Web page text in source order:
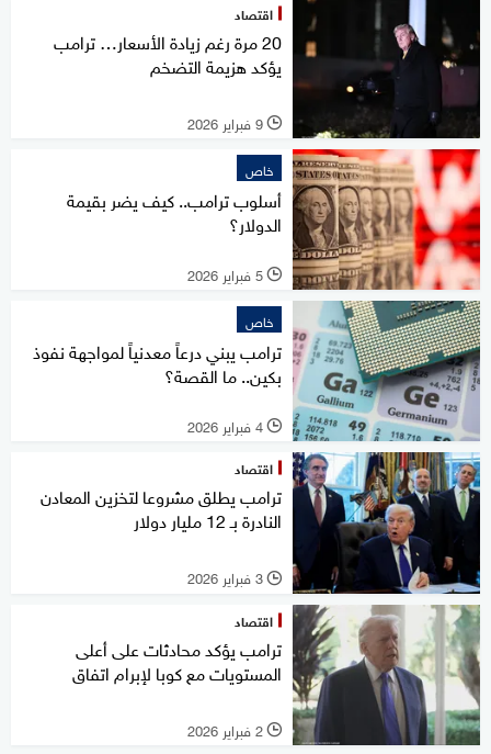
اقتصاد
20 مرة رغم زيادة الأسعار… ترامب
يؤكد هزيمة التضخم
l 9 فبراير 2026
خاص
أسلوب ترامب.. كيف يضر بقيمة
الدولار؟
l 5 فبراير 2026
خاص
ترامب يبني درعاً معدنياً لمواجهة نفوذ
بكين.. ما القصة؟
l 4 فبراير 2026
اقتصاد
ترامب يطلق مشروعا لتخزين المعادن
النادرة بـ 12 مليار دولار
l 3 فبراير 2026
اقتصاد
ترامب يؤكد محادثات على أعلى
المستويات مع كوبا لإبرام اتفاق
l 2 فبراير 2026